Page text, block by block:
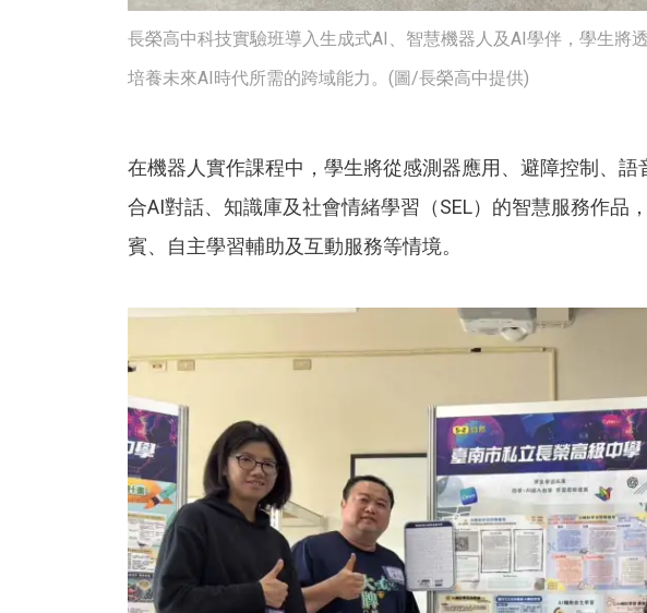
長榮高中科技實驗班導入生成式AI、智慧機器人及AI學伴，學生將
培養未來AI時代所需的跨域能力。(圖/長榮高中提供)
在機器人實作課程中，學生將從感測器應用、避障控制、
合AI對話、知識庫及社會情緒學習（SEL）的智慧服務作品
賓、自主學習輔助及互動服務等情境。